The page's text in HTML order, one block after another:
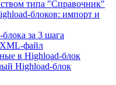
типа "Справочник"
блоков: импорт и
за 3 шага
XML-файл
в Highload-блок
Highload-блок